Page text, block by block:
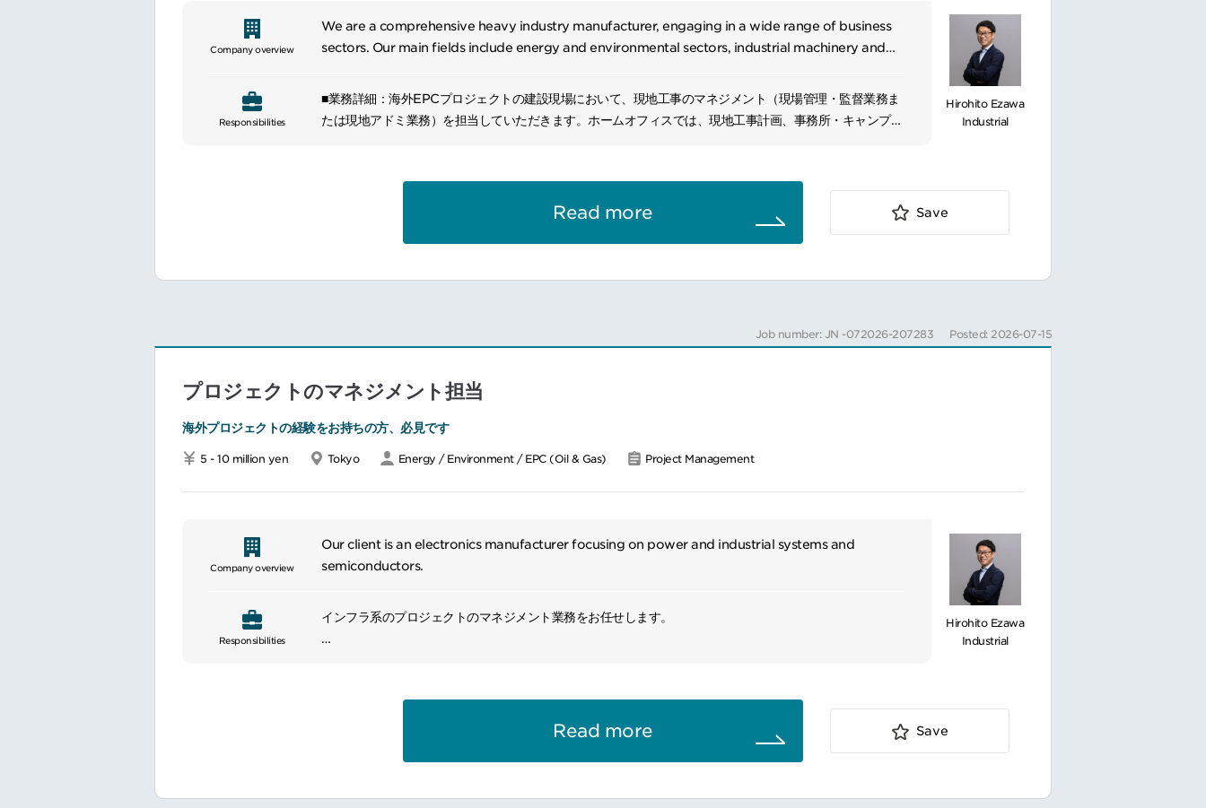
Company overview
We are a comprehensive heavy industry manufacturer, engaging in a wide range of business
sectors. Our main fields include energy and environmental sectors, industrial machinery and
sectors, we provide technologies for thermal power generation and renewable energy. In the
industrial machinery and infrastructure sectors, we manufacture and sell transportation
advanced technology, we offer solutions across various industries.
Responsibilities
■業務詳細：海外EPCプロジェクトの建設現場において、現地工事のマネジメント（現場管理・監督業務ま
たは現地アドミ業務）を担当していただきます。ホームオフィスでは、現地工事計画、事務所・キャンプ運
【具体的な業務内容】工事計画（オフィス）：工事仕様書作成、工事見積、施工要領の検討、IT化推進
施工管理（建設現地）および現地運営：仮設工事・現地工事の技術指導、安全・工程・進捗・品質・コスト
管理、現地事務所運営・統括、試運転、顧客折衝などのプロジェクトマネジメント
Hirohito Ezawa
Industrial
Read more Save
Job number: JN -072026-207283 Posted: 2026-07-15
プロジェクトのマネジメント担当
海外プロジェクトの経験をお持ちの方、必見です
5 - 10 million yen Tokyo Energy / Environment / EPC (Oil & Gas) Project Management
Company overview
Our client is an electronics manufacturer focusing on power and industrial systems and
semiconductors.
Responsibilities
インフラ系のプロジェクトのマネジメント業務をお任せします。
出張／頻度：年2回程度
Hirohito Ezawa
Industrial
Read more Save